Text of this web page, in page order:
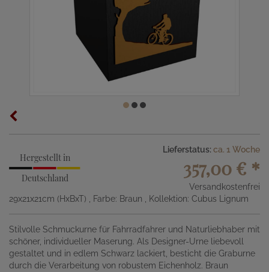
Hergestellt in
Deutschland
Lieferstatus: ca. 1 Woche
357,00 € *
Versandkostenfrei
29x21x21cm (HxBxT)
, Farbe: Braun , Kollektion: Cubus Lignum
Stilvolle Schmuckurne für Fahrradfahrer und Naturliebhaber mit
schöner, individueller Maserung. Als Designer-Urne liebevoll
gestaltet und in edlem Schwarz lackiert, besticht die Graburne
durch die Verarbeitung von robustem Eichenholz. Braun